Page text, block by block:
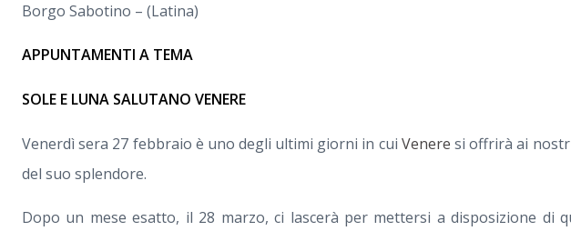
Borgo Sabotino – (Latina)
APPUNTAMENTI A TEMA
SOLE E LUNA SALUTANO VENERE
Venerdì sera 27 febbraio è uno degli ultimi giorni in cui Venere si offrirà ai
del suo splendore.
Dopo un mese esatto, il 28 marzo, ci lascerà per mettersi a disposizione di